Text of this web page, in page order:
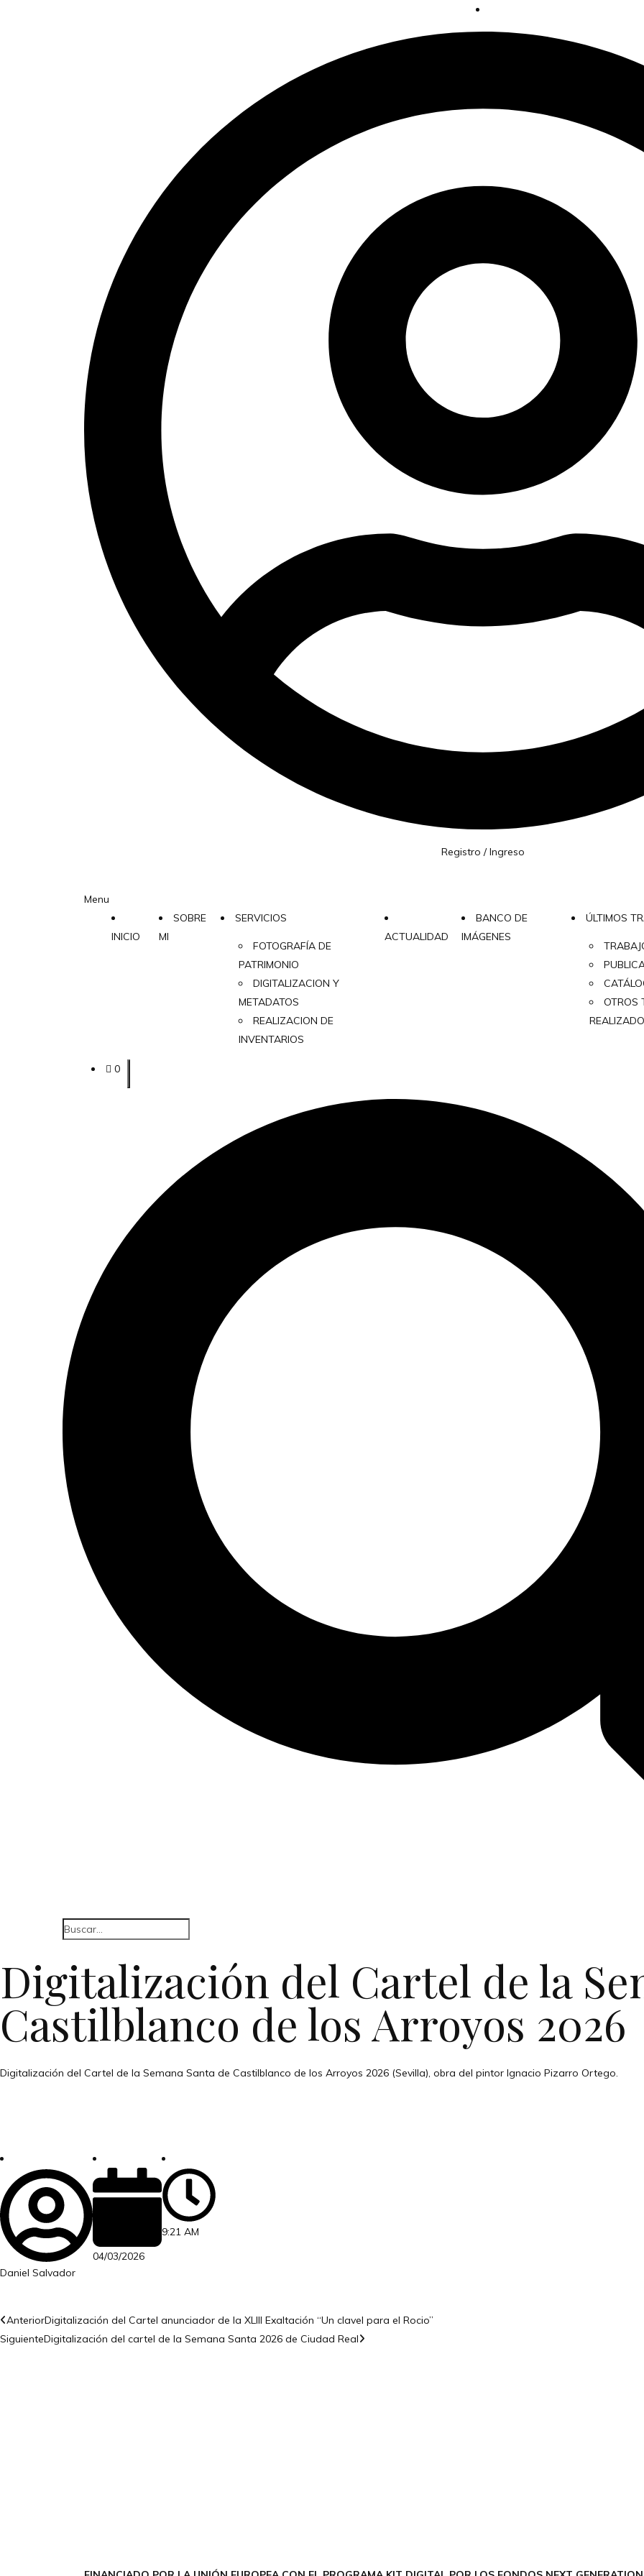
Registro / Ingreso
Menu
INICIO
SOBRE
MI
SERVICIOS
FOTOGRAFÍA DE
PATRIMONIO
DIGITALIZACION Y
METADATOS
REALIZACION DE
INVENTARIOS
ACTUALIDAD
BANCO DE
IMÁGENES
ÚLTIMOS
OTROS
0
Digitalización del Cartel de la
Castilblanco de los Arroyos 2026
Digitalización del Cartel de la Semana Santa de Castilblanco de los Arroyos 2026 (Sevilla), obra del pintor Ignacio Pizarro Ortego.
Daniel Salvador
04/03/2026
9:21 AM
AnteriorDigitalización del Cartel anunciador de la XLIII Exaltación “Un clavel para el Rocio”
SiguienteDigitalización del cartel de la Semana Santa 2026 de Ciudad Real